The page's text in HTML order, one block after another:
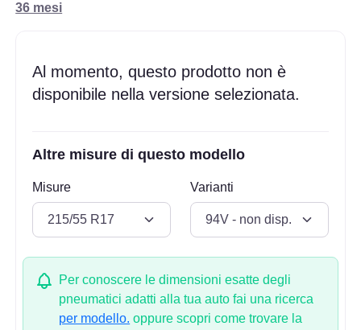
36 mesi
Al momento, questo prodotto non è
disponibile nella versione selezionata.
Altre misure di questo modello
Misure Varianti
Per conoscere le dimensioni esatte degli
pneumatici adatti alla tua auto fai una ricerca
per modello. oppure scopri come trovare la